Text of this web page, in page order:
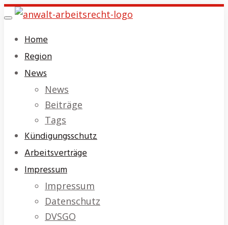
Skip
main
content
Toggle
Home
Region
News
News
Beiträge
Tags
Kündigungsschutz
Arbeitsverträge
Impressum
Impressum
Datenschutz
DVSGO